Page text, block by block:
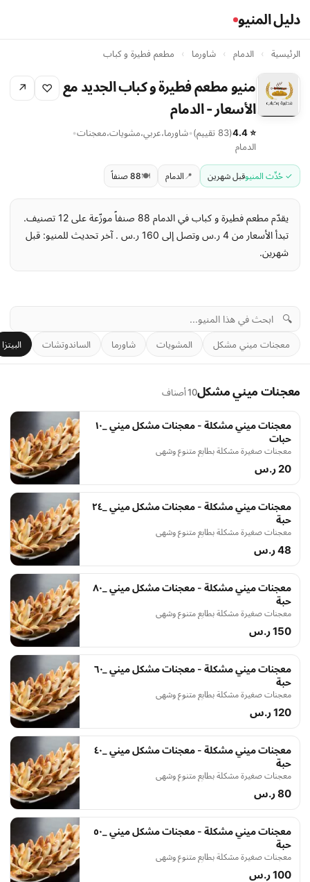
دليل المنيو
الرئيسية › الدمام › شاورما › مطعم فطيرة و كباب
منيو مطعم فطيرة و كباب الجديد مع
الأسعار - الدمام
⭐ 4.4 (83 تقييم) •شاورما،عربي،مشويات،معجنات•
الدمام
♡
↗
✓ حُدِّث المنيوقبل شهرين 📍 الدمام 🍽️88 صنفاً
يقدّم مطعم فطيرة و كباب في الدمام 88 صنفاً موزّعة على 12 تصنيف.
تبدأ الأسعار من 4 ر.س وتصل إلى 160 ر.س . آخر تحديث للمنيو: قبل
شهرين.
🔍
معجنات ميني مشكل المشويات شاورما الساندوتشات البيتزا
معجنات ميني مشكل10 أصناف
معجنات ميني مشكلة - معجنات مشكل ميني _١٠
حبات
معجنات صغيرة مشكلة بطابع متنوع وشهي
20 ر.س
معجنات ميني مشكلة - معجنات مشكل ميني _٢٤
حبة
معجنات صغيرة مشكلة بطابع متنوع وشهي
48 ر.س
معجنات ميني مشكلة - معجنات مشكل ميني _٨٠
حبة
معجنات صغيرة مشكلة بطابع متنوع وشهي
150 ر.س
معجنات ميني مشكلة - معجنات مشكل ميني _٦٠
حبة
معجنات صغيرة مشكلة بطابع متنوع وشهي
120 ر.س
معجنات ميني مشكلة - معجنات مشكل ميني _٤٠
حبة
معجنات صغيرة مشكلة بطابع متنوع وشهي
80 ر.س
معجنات ميني مشكلة - معجنات مشكل ميني _٥٠
حبة
معجنات صغيرة مشكلة بطابع متنوع وشهي
100 ر.س